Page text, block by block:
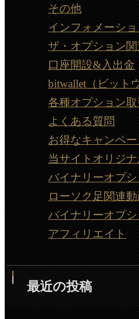
その他
インフォメーシ
ザ・オプション
口座開設&入出金
bitwallet（ビット
各種オプション
よくある質問
お得なキャンペ
当サイトオリジ
バイナリーオプ
ローソク足関連
バイナリーオプ
アフィリエイト
最近の投稿